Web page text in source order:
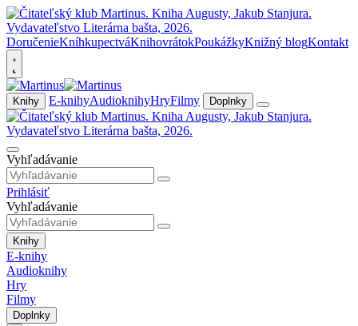
DoručenieKníhkupectváKnihovrátokPoukážkyKnižný blogKontakt
Knihy E-knihyAudioknihyHryFilmy Doplnky
Vyhľadávanie
Prihlásiť
Vyhľadávanie
Knihy
E-knihy
Audioknihy
Hry
Filmy
Doplnky